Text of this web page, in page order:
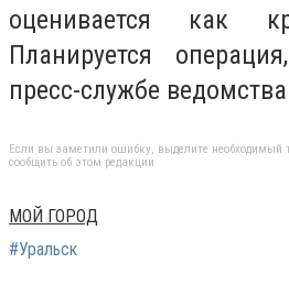
оценивается как
Планируется
пресс-службе
Если вы заметили ошибку, выделите необходимый
сообщить об этом редакции
МОЙ ГОРОД
#Уральск